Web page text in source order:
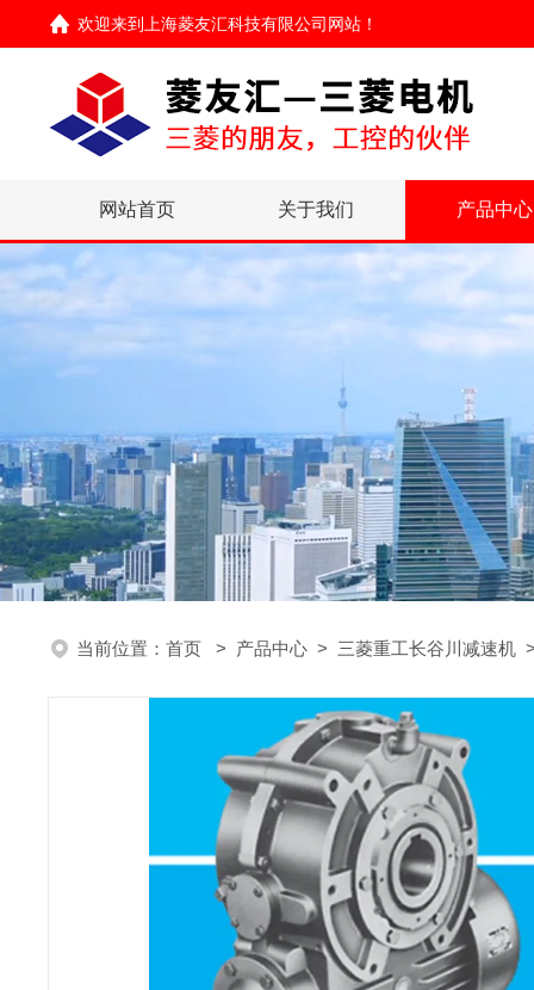
欢迎来到 上海菱友汇科技有限公司网站 ！
网站首页 关于我们 产品中心
当前位置： 首页 > 产品中心 > 三菱重工长谷川减速机